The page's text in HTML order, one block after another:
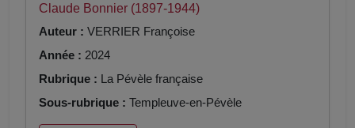
Claude Bonnier (1897-1944)
Auteur : VERRIER Françoise
Année : 2024
Rubrique : La Pévèle française
Sous-rubrique : Templeuve-en-Pévèle